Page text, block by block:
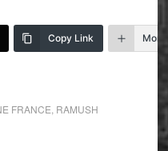
Copy Link More
FRANCE RAMUSH